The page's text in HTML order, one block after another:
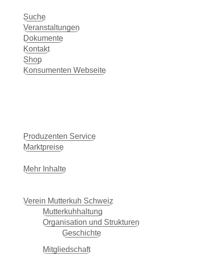
Suche
Veranstaltungen
Dokumente
Kontakt
Shop
Konsumenten Webseite
Produzenten Service
Marktpreise
Mehr Inhalte
Verein Mutterkuh Schweiz
Mutterkuhhaltung
Organisation und Strukturen
Geschichte
Mitgliedschaft